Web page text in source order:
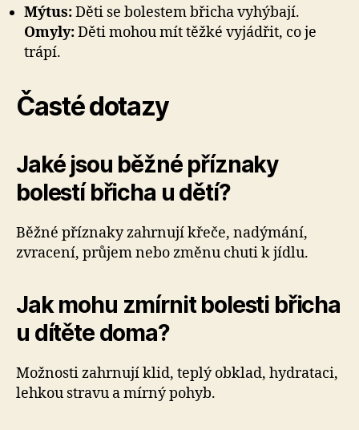
Mýtus:Děti se bolestem břicha vyhýbají.
Omyly:Děti mohou mít těžké vyjádřit, co je
trápí.
Časté dotazy
Jaké jsou běžné příznaky
bolestí břicha u dětí?
Běžné příznaky zahrnují křeče, nadýmání,
zvracení, průjem nebo změnu chuti k jídlu.
Jak mohu zmírnit bolesti břicha
u dítěte doma?
Možnosti zahrnují klid, teplý obklad, hydrataci,
lehkou stravu a mírný pohyb.